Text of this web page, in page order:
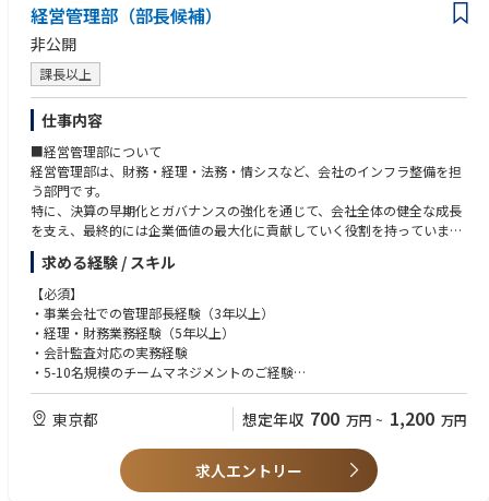
- 内部統制（J-SOX含む）および各種ポリシー遵守を担保する
- 監査対応（外部監査人、内部監査）および関係ステークホルダーとの連
携を通じて、プロセスおよびガバナンスの継続的な改善を実現する
３． 新規ビジネス・会計基準対応
- 新規ビジネスや新会計基準導入に伴う会計処理を検討し、外部監査人と
の技術的論点の協議を通じて適切な合意形成を行う
- 社内関係部門との連携により適切な会計方針を策定・適用するととも
に、実務への落とし込みを推進する
４． プロジェクト／トランスフォーメーション
- クロスファンクションでのプロジェクトへ参画し、主体的に推進する
- 財務データ基盤の構築やレポーティング改善を推進する
ビジネスモデルを深く理解し、必要な情報を主体的に収集・分析できる方
高いオーナーシップを持ち、アウトプットの付加価値向上に継続的に取り
組める方
プレッシャーや限られた時間の中でも冷静かつ適切な判断・行動ができる
方
不確実性や制約のある状況下でも、広い視野でタイムリーかつ効果的な意
思決定ができる方
変化や曖昧性を前向きに捉え、周囲にその意義を伝えながら推進できる方
チームメンバーの成長を支援し、組織全体の成果最大化に貢献できる方
歓迎要件
公認会計士資格、または監査法人での監査経験
消費財、食品・飲料、流通、またはそれに準ずる業界での業務経験
その他
【英語使用機会】
外部報告資料の作成やマネジメント層との会議・資料において、実務レベ
ルで日常的に英語を活用
女性が活躍している職場
ワーキングペアレントが活躍している職場
シニアステークホルダーとのコミュニケーション機会あり
裁量を持って主体的に業務を推進できる環境
経営管理部（部長候補）
非公開
課長以上
仕事内容
■経営管理部について
経営管理部は、財務・経理・法務・情シスなど、会社のインフラ整備を担
う部門です。
特に、決算の早期化とガバナンスの強化を通じて、会社全体の健全な成長
を支え、最終的には企業価値の最大化に貢献していく役割を持っていま
す。
今回の組織再編により、IPO準備・資本施策・管理会計・M&A・出資とい
った「経営企画機能」は、新設の経営企画部への移管を予定しています。
これによって経営管理部は、コーポレートインフラの専門部門として、よ
り強固な体制を築いていきます。
本ポジションは、再編後の経営管理部を統括する部長候補のポジションで
■業務内容
財務・経理を主軸に、法務・情シスを含むコーポレート機能全体を統括し
ていただきます。
監査法人・主幹事証券会社との折衝や内部統制の強化を担いながら、経営
求める経験 / スキル
【必須】
・事業会社での管理部長経験（3年以上）
・経理・財務業務経験（5年以上）
・会計監査対応の実務経験
・5-10名規模のチームマネジメントのご経験
【歓迎】
・IPO（新規公開株）準備企業やスタートアップ・成長企業での経営管
理・経理部長経験
・監査法人との折衝経験、および良好な関係構築ができる方
・法務・コンプライアンス・情シス領域など、経理財務以外のコーポレー
東京都 想定年収 700 万円 ~ 1,200 万円
求人エントリー